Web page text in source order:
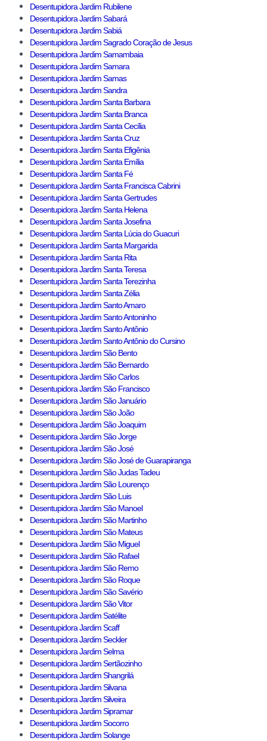
Desentupidora Jardim Rubilene
Desentupidora Jardim Sabará
Desentupidora Jardim Sabiá
Desentupidora Jardim Sagrado Coração de Jesus
Desentupidora Jardim Samambaia
Desentupidora Jardim Samara
Desentupidora Jardim Samas
Desentupidora Jardim Sandra
Desentupidora Jardim Santa Barbara
Desentupidora Jardim Santa Branca
Desentupidora Jardim Santa Cecília
Desentupidora Jardim Santa Cruz
Desentupidora Jardim Santa Efigênia
Desentupidora Jardim Santa Emília
Desentupidora Jardim Santa Fé
Desentupidora Jardim Santa Francisca Cabrini
Desentupidora Jardim Santa Gertrudes
Desentupidora Jardim Santa Helena
Desentupidora Jardim Santa Josefina
Desentupidora Jardim Santa Lúcia do Guacuri
Desentupidora Jardim Santa Margarida
Desentupidora Jardim Santa Rita
Desentupidora Jardim Santa Teresa
Desentupidora Jardim Santa Terezinha
Desentupidora Jardim Santa Zélia
Desentupidora Jardim Santo Amaro
Desentupidora Jardim Santo Antoninho
Desentupidora Jardim Santo Antônio
Desentupidora Jardim Santo Antônio do Cursino
Desentupidora Jardim São Bento
Desentupidora Jardim São Bernardo
Desentupidora Jardim São Carlos
Desentupidora Jardim São Francisco
Desentupidora Jardim São Januário
Desentupidora Jardim São João
Desentupidora Jardim São Joaquim
Desentupidora Jardim São Jorge
Desentupidora Jardim São José
Desentupidora Jardim São José de Guarapiranga
Desentupidora Jardim São Judas Tadeu
Desentupidora Jardim São Lourenço
Desentupidora Jardim São Luis
Desentupidora Jardim São Manoel
Desentupidora Jardim São Martinho
Desentupidora Jardim São Mateus
Desentupidora Jardim São Miguel
Desentupidora Jardim São Rafael
Desentupidora Jardim São Remo
Desentupidora Jardim São Roque
Desentupidora Jardim São Savério
Desentupidora Jardim São Vitor
Desentupidora Jardim Satélite
Desentupidora Jardim Scaff
Desentupidora Jardim Seckler
Desentupidora Jardim Selma
Desentupidora Jardim Sertãozinho
Desentupidora Jardim Shangrilá
Desentupidora Jardim Silvana
Desentupidora Jardim Silveira
Desentupidora Jardim Sipramar
Desentupidora Jardim Socorro
Desentupidora Jardim Solange